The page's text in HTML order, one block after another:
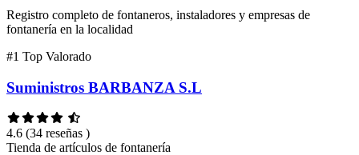
Registro completo de fontaneros, instaladores y empresas de
fontanería en la localidad
#1 Top Valorado
Suministros BARBANZA S.L
4.6 (34 reseñas )
Tienda de artículos de fontanería